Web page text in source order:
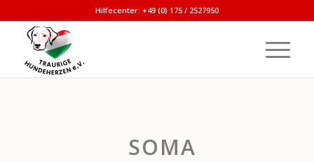
Hilfecenter: +49 (0) 175 / 2527950
SOMA